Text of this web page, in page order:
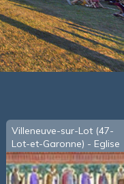
Villeneuve-sur-Lot (47-
Lot-et-Garonne) - Eglise
Sainte-Catherine:
fresque des saints